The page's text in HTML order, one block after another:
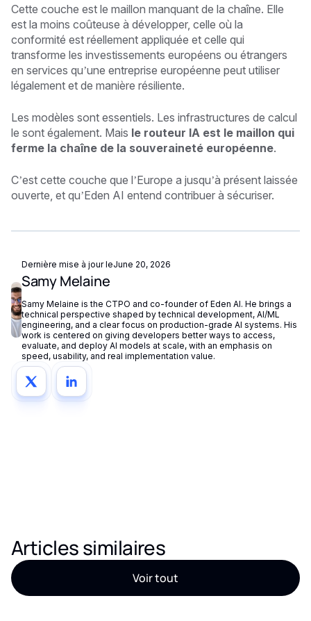
Cette couche est le maillon manquant de la chaîne. Elle
est la moins coûteuse à développer, celle où la
conformité est réellement appliquée et celle qui
transforme les investissements européens ou étrangers
en services qu’une entreprise européenne peut utiliser
légalement et de manière résiliente.
Les modèles sont essentiels. Les infrastructures de calcul
le sont également. Mais le routeur IA est le maillon qui
ferme la chaîne de la souveraineté européenne.
C’est cette couche que l’Europe a jusqu’à présent laissée
ouverte, et qu’Eden AI entend contribuer à sécuriser.
Dernière mise à jour leJune 20, 2026
Samy Melaine
Samy Melaine is the CTPO and co-founder of Eden AI. He brings a
technical perspective shaped by technical development, AI/ML
engineering, and a clear focus on production-grade AI systems. His
work is centered on giving developers better ways to access,
evaluate, and deploy AI models at scale, with an emphasis on
speed, usability, and real implementation value.
Articles similaires
Voir tout